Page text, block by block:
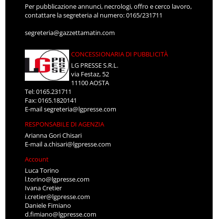
Per pubblicazione annunci, necrologi, offro e cerco lavoro,
contattare la segreteria al numero: 0165/231711
segreteria@gazzettamatin.com
CONCESSIONARIA DI PUBBLICITÀ
LG PRESSE S.R.L.
via Festaz, 52
11100 AOSTA
Tel: 0165.231711
Fax: 0165.1820141
E-mailsegreteria@lgpresse.com
RESPONSABILE DI AGENZIA
Arianna Gori Chisari
E-maila.chisari@lgpresse.com
Account
Luca Torino
l.torino@lgpresse.com
Ivana Cretier
i.cretier@lgpresse.com
Daniele Fimiano
d.fimiano@lgpresse.com